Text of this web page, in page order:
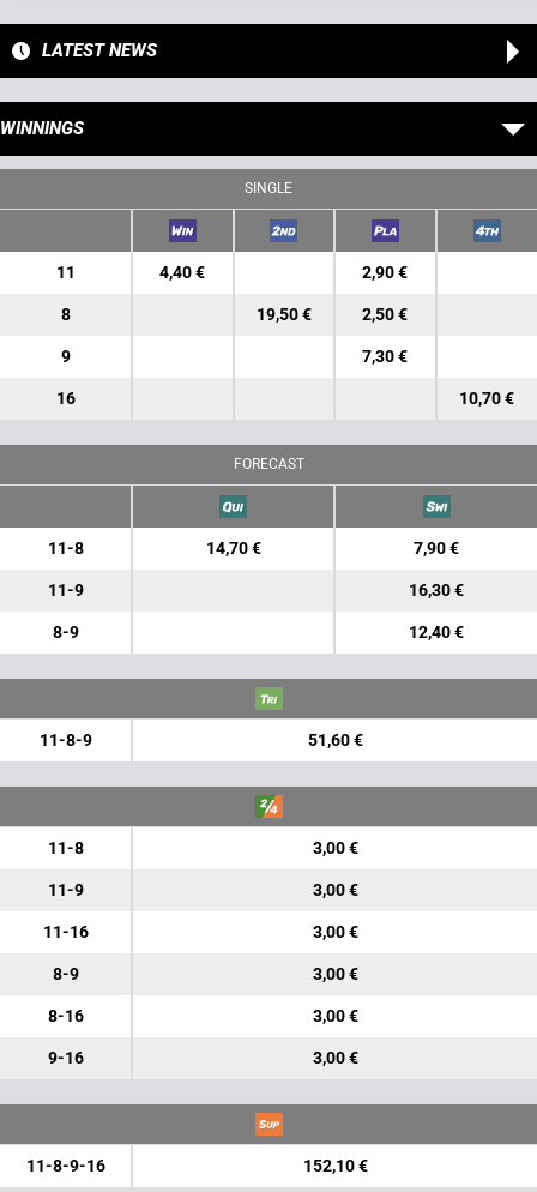
LATEST NEWS
WINNINGS
SINGLE
11 4,40 € 2,90 €
8 19,50 € 2,50 €
9 7,30 €
16 10,70 €
FORECAST
11-8 14,70 € 7,90 €
11-9 16,30 €
8-9 12,40 €
11-8-9 51,60 €
11-8 3,00 €
11-9 3,00 €
11-16 3,00 €
8-9 3,00 €
8-16 3,00 €
9-16 3,00 €
11-8-9-16 152,10 €